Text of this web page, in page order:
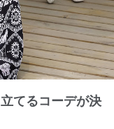
てるコーデが決